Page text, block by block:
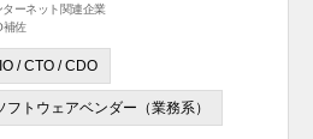
ターネット関連企業
補佐
/ CTO / CDO
フトウェアベンダー（業務系）